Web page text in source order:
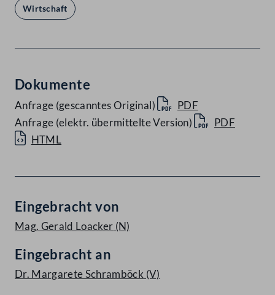
Wirtschaft
Dokumente
Anfrage (gescanntes Original)
PDF
Anfrage (elektr. übermittelte Version)
PDF
HTML
Eingebracht von
Mag. Gerald Loacker (N)
Eingebracht an
Dr. Margarete Schramböck (V)